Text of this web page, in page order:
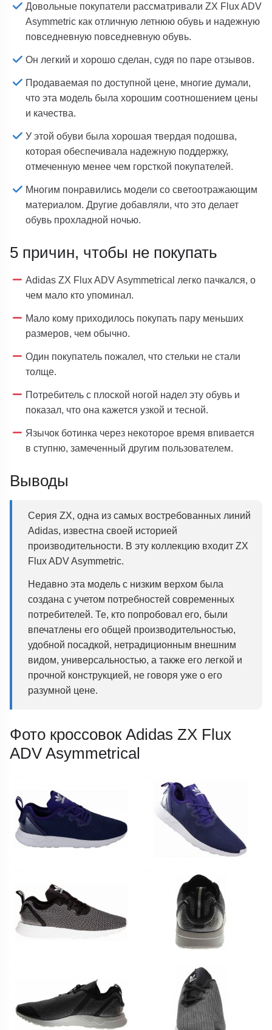
Довольные покупатели рассматривали ZX Flux ADV
Asymmetric как отличную летнюю обувь и надежную
повседневную повседневную обувь.
Он легкий и хорошо сделан, судя по паре отзывов.
Продаваемая по доступной цене, многие думали,
что эта модель была хорошим соотношением цены
и качества.
У этой обуви была хорошая твердая подошва,
которая обеспечивала надежную поддержку,
отмеченную менее чем горсткой покупателей.
Многим понравились модели со светоотражающим
материалом. Другие добавляли, что это делает
обувь прохладной ночью.
5 причин, чтобы не покупать
Adidas ZX Flux ADV Asymmetrical легко пачкался, о
чем мало кто упоминал.
Мало кому приходилось покупать пару меньших
размеров, чем обычно.
Один покупатель пожалел, что стельки не стали
толще.
Потребитель с плоской ногой надел эту обувь и
показал, что она кажется узкой и тесной.
Язычок ботинка через некоторое время впивается
в ступню, замеченный другим пользователем.
Выводы
Серия ZX, одна из самых востребованных линий
Adidas, известна своей историей
производительности. В эту коллекцию входит ZX
Flux ADV Asymmetric.
Недавно эта модель с низким верхом была
создана с учетом потребностей современных
потребителей. Те, кто попробовал его, были
впечатлены его общей производительностью,
удобной посадкой, нетрадиционным внешним
видом, универсальностью, а также его легкой и
прочной конструкцией, не говоря уже о его
разумной цене.
Фото кроссовок Adidas ZX Flux
ADV Asymmetrical